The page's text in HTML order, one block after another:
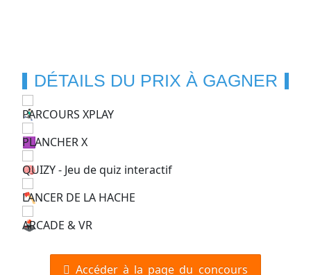
DÉTAILS DU PRIX À GAGNER
PARCOURS XPLAY
PLANCHER X
QUIZY - Jeu de quiz interactif
LANCER DE LA HACHE
ARCADE & VR
Accéder à la page du concours